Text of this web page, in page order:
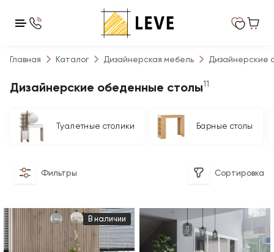
Главная Каталог Дизайнерская мебель Дизайнерские
Дизайнерские обеденные столы11
Туалетные столики Барные столы
Фильтры Сортировка
В наличии